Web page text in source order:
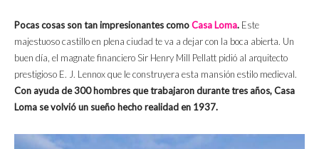
Pocas cosas son tan impresionantes comoCasa Loma. Este
majestuoso castillo en plena ciudad te va a dejar con la boca abierta. Un
buen día, el magnate financiero Sir Henry Mill Pellatt pidió al arquitecto
prestigioso E. J. Lennox que le construyera esta mansión estilo medieval.
Con ayuda de 300 hombres que trabajaron durante tres años, Casa
Loma se volvió un sueño hecho realidad en 1937.